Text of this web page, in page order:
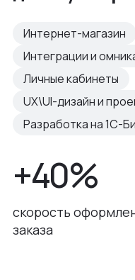
Интернет-магазин
Интеграции и
Личные кабинеты
UX\UI-дизайн и
Разработка на 1С-
+40%
скорость
заказа